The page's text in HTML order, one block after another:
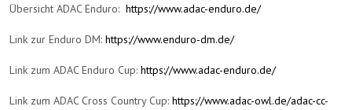
Übersicht ADAC Enduro: https://www.adac-enduro.de/
Link zur Enduro DM: https://www.enduro-dm.de/
Link zum ADAC Enduro Cup: https://www.adac-enduro.de/
Link zum ADAC Cross Country Cup: https://www.adac-owl.de/adac-cc-